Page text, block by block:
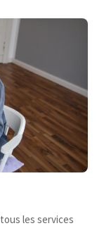
les services